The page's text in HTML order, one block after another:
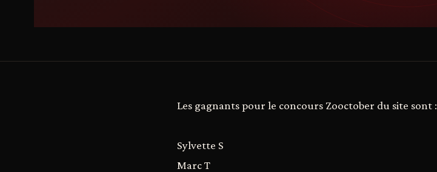
Les gagnants pour le concours Zooctober du site sont :
Sylvette S
Marc T